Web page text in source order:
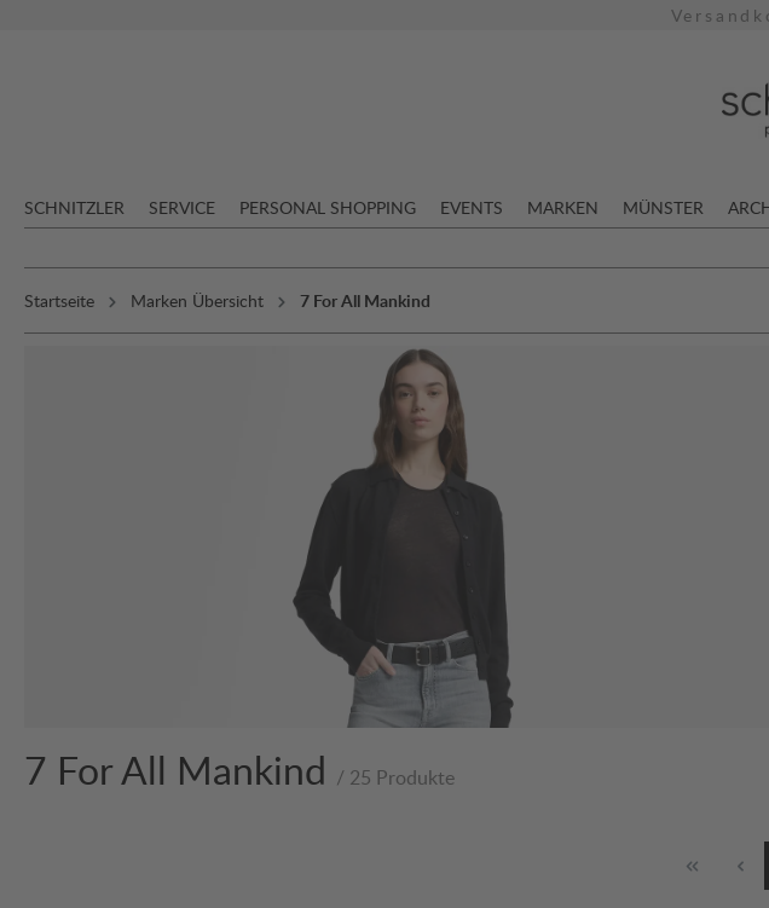
SCHNITZLER SERVICE PERSONAL SHOPPING EVENTS MARKEN MÜNSTER
Startseite Marken Übersicht 7 For All Mankind
7 For All Mankind / 25 Produkte